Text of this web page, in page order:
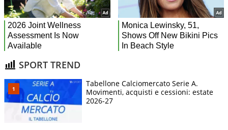
SPORT TREND
Tabellone Calciomercato Serie A.
Movimenti, acquisti e cessioni: estate
2026-27